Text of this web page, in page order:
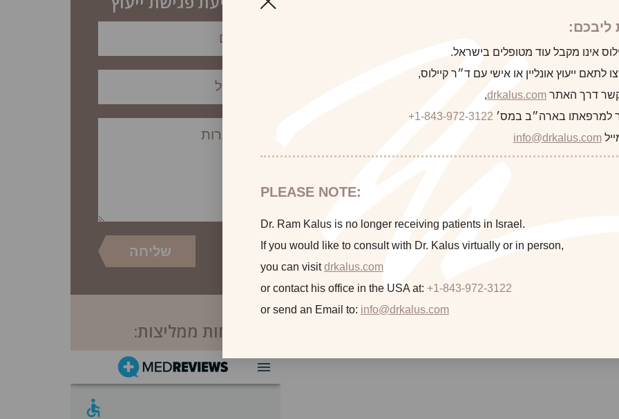
לקוח/ה הבא
This 23 year old woman underwent upper lip dermal fat graft
לקוחות ממליצות:
ליבכם:
אינו מקבל עוד מטופלים בישראל.
לתאם ייעוץ אונליין או אישי עם ד״ר קיילוס,
קשר דרך האתר drkalus.com
,
למרפאתו בארה״ב במס׳ +1-843-972-3122
info@drkalus.com
PLEASE NOTE:
Dr. Ram Kalus is no longer receiving patients in Israel.
If you would like to consult with Dr. Kalus virtually or in person,
you can visitdrkalus.com
or contact his office in the USA at: +1-843-972-3122
or send an Email to: info@drkalus.com